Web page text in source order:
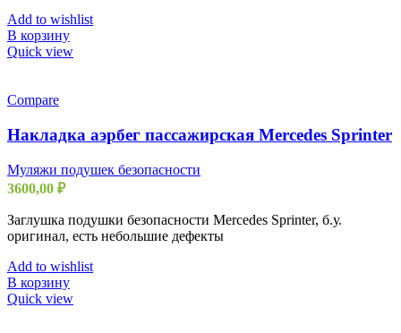
Add to wishlist
В корзину
Quick view
Compare
Накладка аэрбег пассажирская Mercedes Sprinter
Муляжи подушек безопасности
3600,00 ₽
Заглушка подушки безопасности Mercedes Sprinter, б.у.
оригинал, есть небольшие дефекты
Add to wishlist
В корзину
Quick view